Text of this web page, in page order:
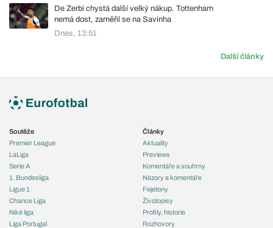
De Zerbi chystá další velký nákup. Tottenham
nemá dost, zaměřil se na Savinha
Dnes, 13:51
Další články
Soutěže
Premier League
LaLiga
Serie A
1. Bundesliga
Ligue 1
Chance Liga
Niké liga
Liga Portugal
Články
Aktuality
Previews
Komentáře a souhrny
Názory a komentáře
Fejetony
Životopisy
Profily, historie
Rozhovory